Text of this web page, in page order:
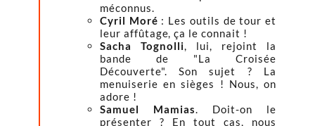
méconnus.
Cyril Moré : Les outils de tour et
leur affûtage, ça le connait !
Sacha Tognolli, lui, rejoint la
bande de "La Croisée
Découverte". Son sujet ? La
menuiserie en sièges ! Nous, on
adore !
Samuel Mamias. Doit-on le
présenter ? En tout cas, nous